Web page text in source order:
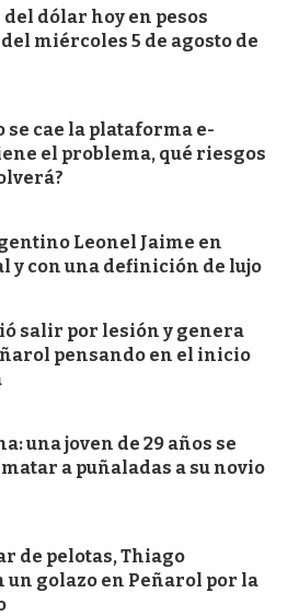
dólar hoy en pesos
miércoles 5 de agosto de
se cae la plataforma e-
el problema, qué riesgos
Leonel Jaime en
y con una definición de lujo
salir por lesión y genera
pensando en el inicio
una joven de 29 años se
a puñaladas a su novio
de pelotas, Thiago
un golazo en Peñarol por la